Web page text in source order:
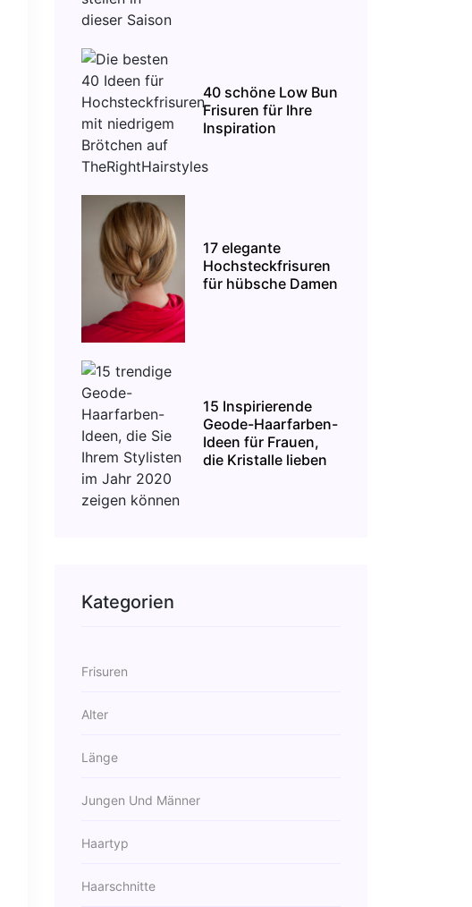
40 schöne Low Bun
Frisuren für Ihre
Inspiration
17 elegante
Hochsteckfrisuren
für hübsche Damen
15 Inspirierende
Geode-Haarfarben-
Ideen für Frauen,
die Kristalle lieben
Kategorien
Frisuren
Alter
Länge
Jungen Und Männer
Haartyp
Haarschnitte